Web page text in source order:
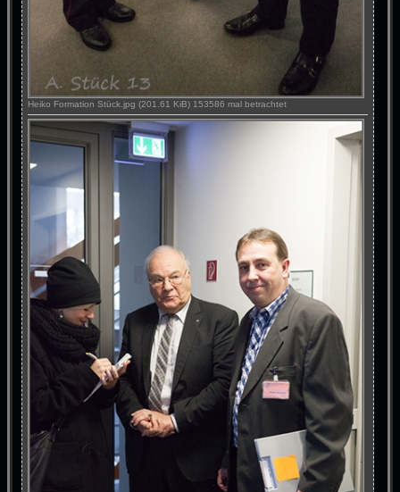
Heiko Formation Stück.jpg (201.61 KiB) 153586 mal betrachtet